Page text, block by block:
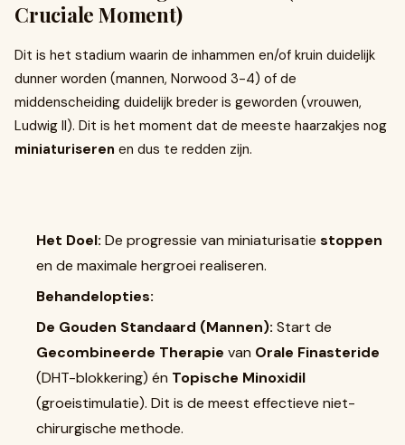
Cruciale Moment)
Dit is het stadium waarin de inhammen en/of kruin duidelijk
dunner worden (mannen, Norwood 3-4) of de
middenscheiding duidelijk breder is geworden (vrouwen,
Ludwig II). Dit is het moment dat de meeste haarzakjes nog
miniaturiseren en dus te redden zijn.
Het Doel: De progressie van miniaturisatie stoppen
en de maximale hergroei realiseren.
Behandelopties:
De Gouden Standaard (Mannen): Start de
Gecombineerde Therapie van Orale Finasteride
(DHT-blokkering) én Topische Minoxidil
(groeistimulatie). Dit is de meest effectieve niet-
chirurgische methode.